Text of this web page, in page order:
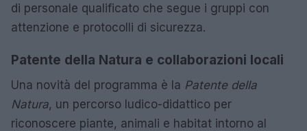
di personale qualificato che segue i gruppi con
attenzione e protocolli di sicurezza.
Patente della Natura e collaborazioni locali
Una novità del programma è la Patente della
Natura, un percorso ludico-didattico per
riconoscere piante, animali e habitat intorno al